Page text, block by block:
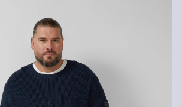
chlore interdits
au sèche-linge
tes articles gratuitement dans un délai de
en charge les frais de retour. Si tu